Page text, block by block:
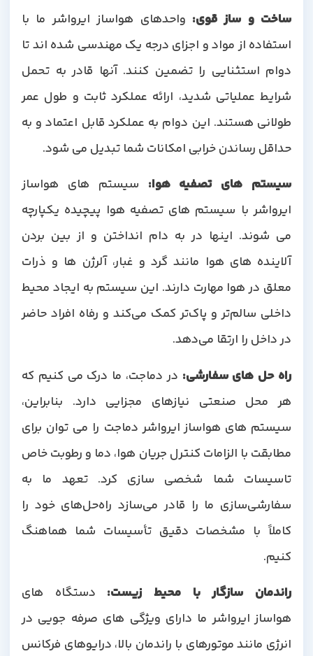
ساخت و ساز قوی: واحدهای هواساز ایرواشر ما با
استفاده از مواد و اجزای درجه یک مهندسی شده اند تا
دوام استثنایی را تضمین کنند. آنها قادر به تحمل
شرایط عملیاتی شدید، ارائه عملکرد ثابت و طول عمر
طولانی هستند. این دوام به عملکرد قابل اعتماد و به
حداقل رساندن خرابی امکانات شما تبدیل می شود.
سیستم های تصفیه هوا: سیستم های هواساز
ایرواشر با سیستم های تصفیه هوا پیچیده یکپارچه
می شوند. اینها در به دام انداختن و از بین بردن
آلاینده های هوا مانند گرد و غبار، آلرژن ها و ذرات
معلق در هوا مهارت دارند. این سیستم به ایجاد محیط
داخلی سالم‌تر و پاک‌تر کمک می‌کند و رفاه افراد حاضر
در داخل را ارتقا می‌دهد.
راه حل های سفارشی: در دماجت، ما درک می کنیم که
هر محل صنعتی نیازهای مجزایی دارد. بنابراین،
سیستم های هواساز ایرواشر دماجت را می توان برای
مطابقت با الزامات کنترل جریان هوا، دما و رطوبت خاص
تاسیسات شما شخصی سازی کرد. تعهد ما به
سفارشی‌سازی ما را قادر می‌سازد راه‌حل‌های خود را
کاملاً با مشخصات دقیق تأسیسات شما هماهنگ
کنیم.
راندمان سازگار با محیط زیست: دستگاه های
هواساز ایرواشر ما دارای ویژگی های صرفه جویی در
انرژی مانند موتورهای با راندمان بالا، درایوهای فرکانس